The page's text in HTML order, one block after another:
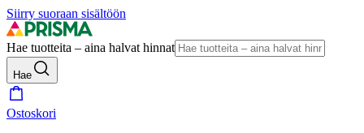
Siirry suoraan sisältöön
Hae tuotteita – aina halvat hinnat
Hae
Ostoskori